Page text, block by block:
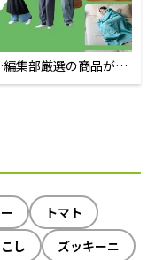
集部厳選の商品が買
トマト
し ズッキーニ